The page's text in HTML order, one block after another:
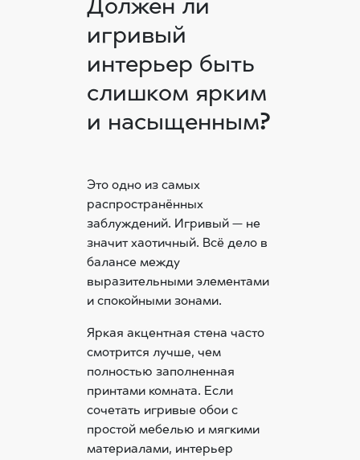
Должен ли
игривый
интерьер быть
слишком ярким
и насыщенным?
Это одно из самых
распространённых
заблуждений. Игривый — не
значит хаотичный. Всё дело в
балансе между
выразительными элементами
и спокойными зонами.
Яркая акцентная стена часто
смотрится лучше, чем
полностью заполненная
принтами комната. Если
сочетать игривые обои с
простой мебелью и мягкими
материалами, интерьер